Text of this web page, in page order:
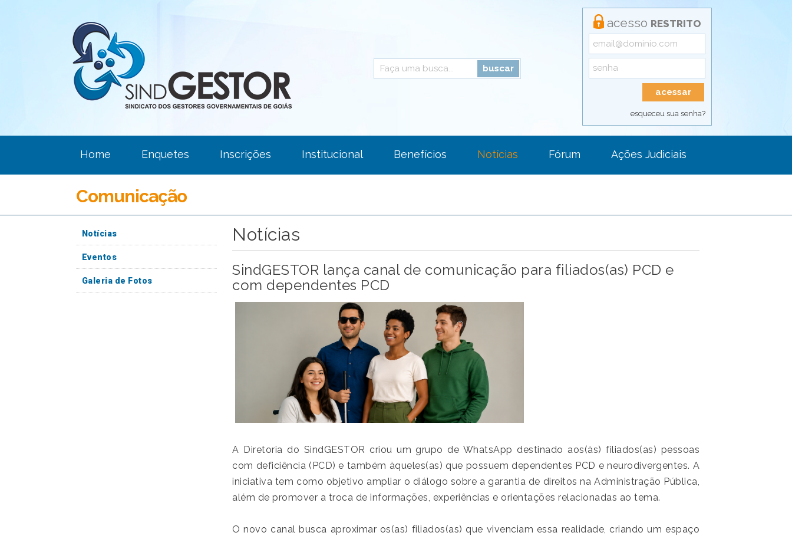
acesso RESTRITO
esqueceu sua senha?
Home Enquetes Inscrições Institucional Benefícios Notícias Fórum Ações Judiciais
Comunicação
Notícias
Eventos
Galeria de Fotos
Notícias
SindGESTOR lança canal de comunicação para filiados(as) PCD e
com dependentes PCD
A Diretoria do SindGESTOR criou um grupo de WhatsApp destinado aos(às) filiados(as) pessoas
com deficiência (PCD) e também àqueles(as) que possuem dependentes PCD e neurodivergentes. A
iniciativa tem como objetivo ampliar o diálogo sobre a garantia de direitos na Administração Pública,
além de promover a troca de informações, experiências e orientações relacionadas ao tema.
O novo canal busca aproximar os(as) filiados(as) que vivenciam essa realidade, criando um espaço